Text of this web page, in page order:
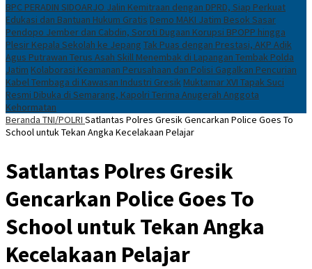
BPC PERADIN SIDOARJO Jalin Kemitraan dengan DPRD, Siap Perkuat
Edukasi dan Bantuan Hukum Gratis Demo MAKI Jatim Besok Sasar
Pendopo Jember dan Cabdin, Soroti Dugaan Korupsi BPOPP hingga
Plesir Kepala Sekolah ke Jepang Tak Puas dengan Prestasi, AKP Adik
Agus Putrawan Terus Asah Skill Menembak di Lapangan Tembak Polda
Jatim Kolaborasi Keamanan Perusahaan dan Polisi Gagalkan Pencurian
Kabel Tembaga di Kawasan Industri Gresik Muktamar XVI Tapak Suci
Resmi Dibuka di Semarang, Kapolri Terima Anugerah Anggota
Kehormatan
Beranda TNI/POLRI Satlantas Polres Gresik Gencarkan Police Goes To
School untuk Tekan Angka Kecelakaan Pelajar
Satlantas Polres Gresik
Gencarkan Police Goes To
School untuk Tekan Angka
Kecelakaan Pelajar